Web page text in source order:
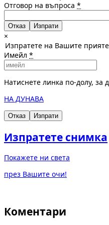
Отговор на въпроса *
Отказ
×
Изпратете на Вашите
Имейл *
Натиснете линка по-долу,
НА ДУНАВА
Отказ Изпрати
Изпратете снимка
Покажете ни света
през Вашите очи!
Коментари